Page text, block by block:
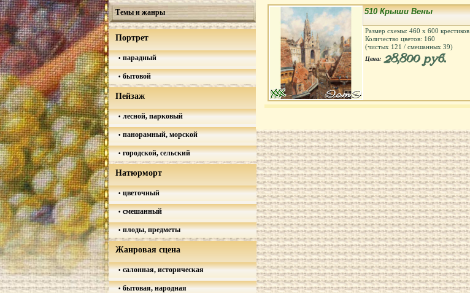
Темы и жанры
Портрет
парадный
бытовой
Пейзаж
лесной, парковый
панорамный, морской
городской, сельский
Натюрморт
цветочный
смешанный
плоды, предметы
Жанровая сцена
салонная, историческая
бытовая, народная
510 Крыши Вены
Размер схемы: 460 х 600 крестиков
Количество цветов: 160
(чистых 121 / смешанных 39)
Цена: 28,800 руб.